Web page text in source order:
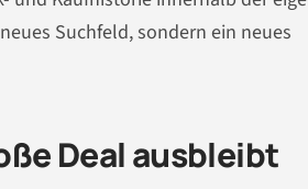
Suchfeld, sondern ein neues
Deal ausbleibt